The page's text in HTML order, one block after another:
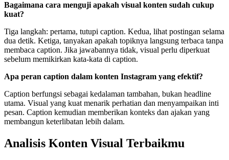
Bagaimana cara menguji apakah visual konten sudah cukup
kuat?
Tiga langkah: pertama, tutupi caption. Kedua, lihat postingan selama
dua detik. Ketiga, tanyakan apakah topiknya langsung terbaca tanpa
membaca caption. Jika jawabannya tidak, visual perlu diperkuat
sebelum memikirkan kata-kata di caption.
Apa peran caption dalam konten Instagram yang efektif?
Caption berfungsi sebagai kedalaman tambahan, bukan headline
utama. Visual yang kuat menarik perhatian dan menyampaikan inti
pesan. Caption kemudian memberikan konteks dan ajakan yang
membangun keterlibatan lebih dalam.
Analisis Konten Visual Terbaikmu